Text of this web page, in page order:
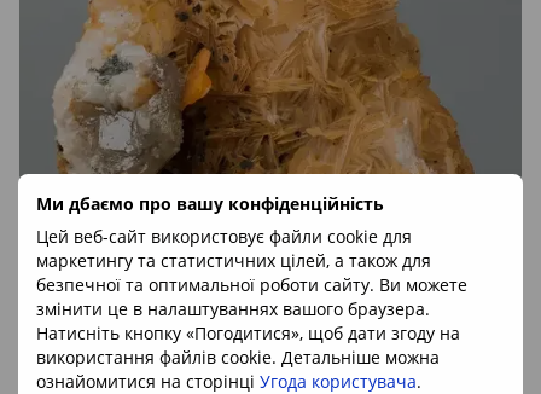
Ми дбаємо про вашу конфіденційність
Цей веб-сайт використовує файли cookie для
маркетингу та статистичних цілей, а також для
безпечної та оптимальної роботи сайту. Ви можете
змінити це в налаштуваннях вашого браузера.
Натисніть кнопку «Погодитися», щоб дати згоду на
використання файлів cookie. Детальніше можна
ознайомитися на сторінці Угода користувача.